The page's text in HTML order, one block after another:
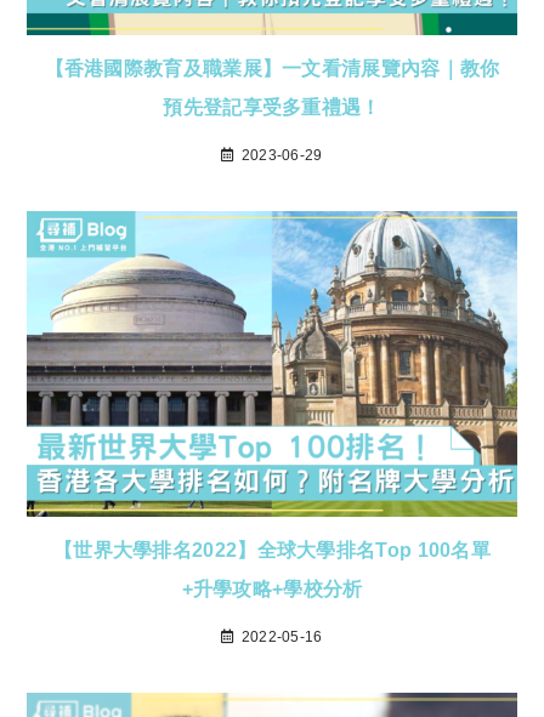
【香港國際教育及職業展】一文看清展覽內容｜教你
預先登記享受多重禮遇！
2023-06-29
【世界大學排名2022】全球大學排名Top 100名單
+升學攻略+學校分析
2022-05-16